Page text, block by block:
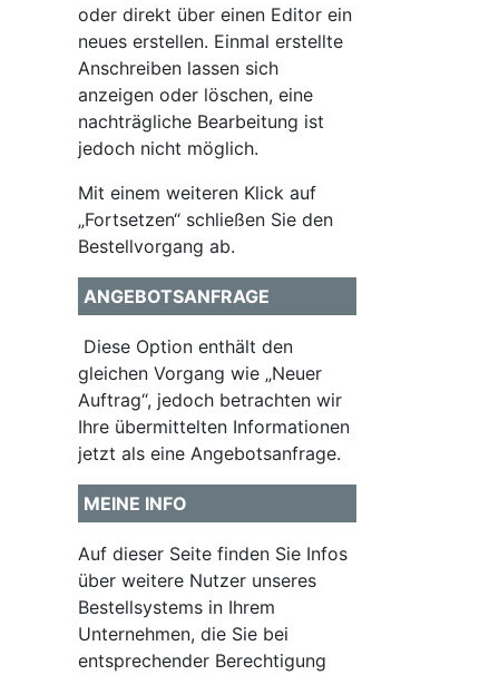
oder direkt über einen Editor ein
neues erstellen. Einmal erstellte
Anschreiben lassen sich
anzeigen oder löschen, eine
nachträgliche Bearbeitung ist
jedoch nicht möglich.
Mit einem weiteren Klick auf
„Fortsetzen“ schließen Sie den
Bestellvorgang ab.
ANGEBOTSANFRAGE
Diese Option enthält den
gleichen Vorgang wie „Neuer
Auftrag“, jedoch betrachten wir
Ihre übermittelten Informationen
jetzt als eine Angebotsanfrage.
MEINE INFO
Auf dieser Seite finden Sie Infos
über weitere Nutzer unseres
Bestellsystems in Ihrem
Unternehmen, die Sie bei
entsprechender Berechtigung